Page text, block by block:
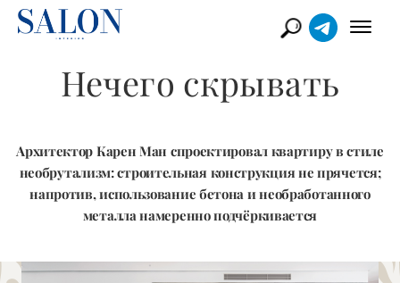
Нечего скрывать
Архитектор Карен Ман спроектировал квартиру в стиле
необрутализм: строительная конструкция не прячется;
напротив, использование бетона и необработанного
металла намеренно подчёркивается